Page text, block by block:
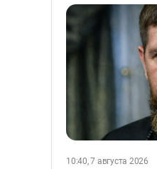
10:40, 7 августа 2026